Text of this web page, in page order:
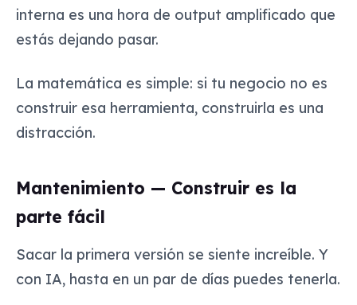
interna es una hora de output amplificado que
estás dejando pasar.
La matemática es simple: si tu negocio no es
construir esa herramienta, construirla es una
distracción.
Mantenimiento — Construir es la
parte fácil
Sacar la primera versión se siente increíble. Y
con IA, hasta en un par de días puedes tenerla.